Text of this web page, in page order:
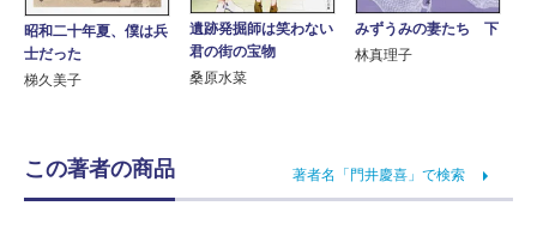
昭和二十年夏、僕は兵
士だった
梯久美子
遺跡発掘師は笑わない
君の街の宝物
桑原水菜
みずうみの妻たち 下
林真理子
この著者の商品 著者名「門井慶喜」で検索